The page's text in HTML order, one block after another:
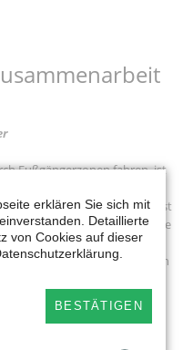
Fußgängerzonen fahren, ist
für Passanten
Kommunale Ordnungsdienst
können. Das ergab eine Kleine
Dr. Dennis Maelzer
Überwachung des fließenden
zuständig. Maelzer wirbt
erklären Sie sich mit
Detaillierte
von Cookies auf dieser
BESTÄTIGEN